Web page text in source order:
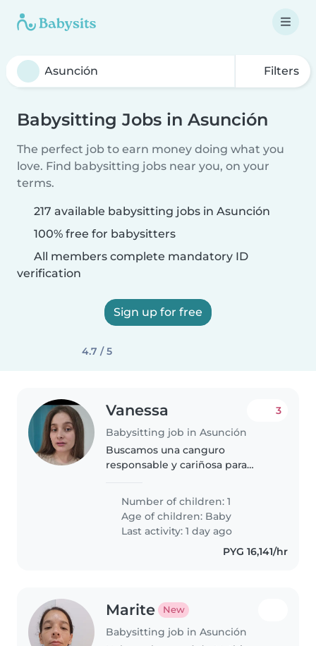
Filters
Babysitting Jobs in Asunción
The perfect job to earn money doing what you
love. Find babysitting jobs near you, on your
terms.
217 available babysitting jobs in Asunción
100% free for babysitters
All members complete mandatory ID
verification
Sign up for free
4.7 / 5
Vanessa
Babysitting job in Asunción
3
Buscamos una canguro
responsable y cariñosa para
juguetón y lleno de energía.
Necesitamos alguien con
experiencia y cómodo con
mascotas y tareas del hogar...
Number of children: 1
Age of children: Baby
Last activity: 1 day ago
PYG 16,141/hr
Marite New
Babysitting job in Asunción